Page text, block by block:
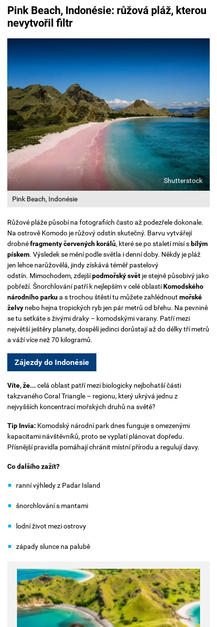
Pink Beach, Indonésie: růžová pláž, kterou
nevytvořil filtr
Pink Beach, Indonésie
Shutterstock
Růžové pláže působí na fotografiích často až podezřele dokonale.
Na ostrově Komodo je růžový odstín skutečný. Barvu vytvářejí
drobnéfragmenty červených korálů, které se po staletí mísí sbílým
pískem. Výsledek se mění podle světla i denní doby. Někdy je pláž
jen lehce narůžovělá, jindy získává téměř pastelový
odstín. Mimochodem, zdejšípodmořský svět je stejně působivý jako
pobřeží. Šnorchlování patří k nejlepším v celé oblastiKomodského
národního parkua s trochou štěstí tu můžete zahlédnout mořské
želvy nebo hejna tropických ryb jen pár metrů od břehu. Na pevnině
se tu setkáte s živými draky – komodskými varany. Patří mezi
největší ještěry planety, dospělí jedinci dorůstají až do délky tří metrů
a váží více než 70 kilogramů.
Zájezdy do Indonésie
Víte, že... celá oblast patří mezi biologicky nejbohatší části
takzvaného Coral Triangle – regionu, který ukrývá jednu z
nejvyšších koncentrací mořských druhů na světě?
Tip Invia: Komodský národní park dnes funguje s omezenými
kapacitami návštěvníků, proto se vyplatí plánovat dopředu.
Přísnější pravidla pomáhají chránit místní přírodu a regulují davy.
Co dalšího zažít?
ranní výhledy z Padar Island
šnorchlování s mantami
lodní život mezi ostrovy
západy slunce na palubě